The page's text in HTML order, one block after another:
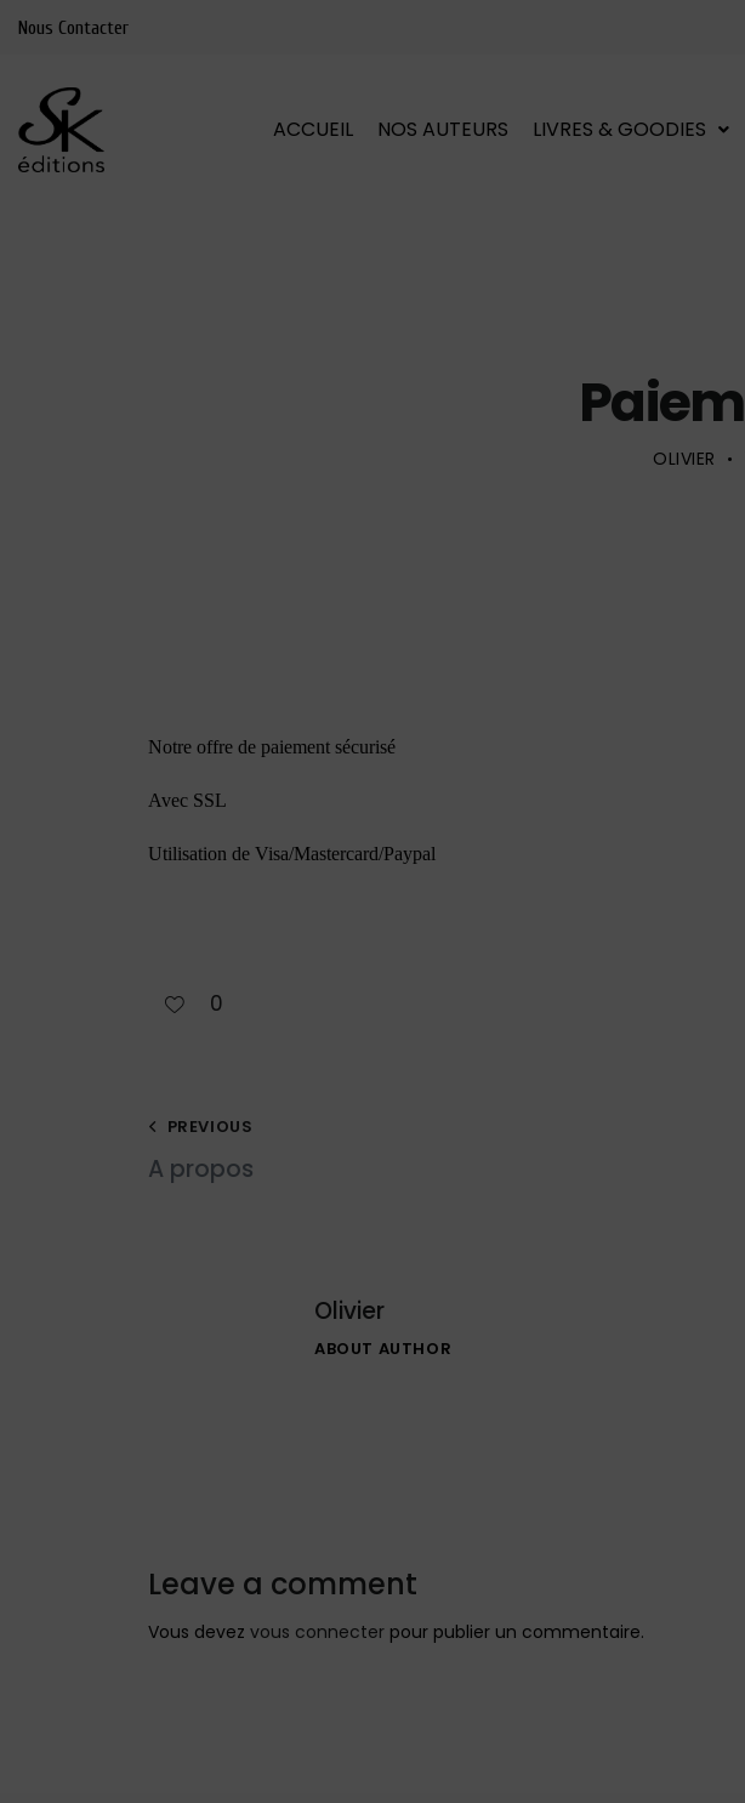
Nous Contacter
ACCUEIL NOS AUTEURS LIVRES & GOODIES
OLIVIER
Notre offre de paiement sécurisé
Avec SSL
Utilisation de Visa/Mastercard/Paypal
0
PREVIOUS
A propos
Olivier
ABOUT AUTHOR
Leave a comment
Vous devez vous connecter pour publier un commentaire.